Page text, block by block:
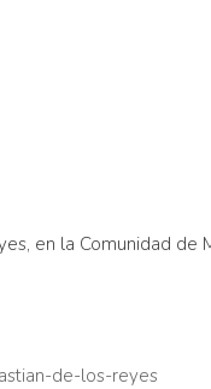
en la Comunidad de
de-los-reyes